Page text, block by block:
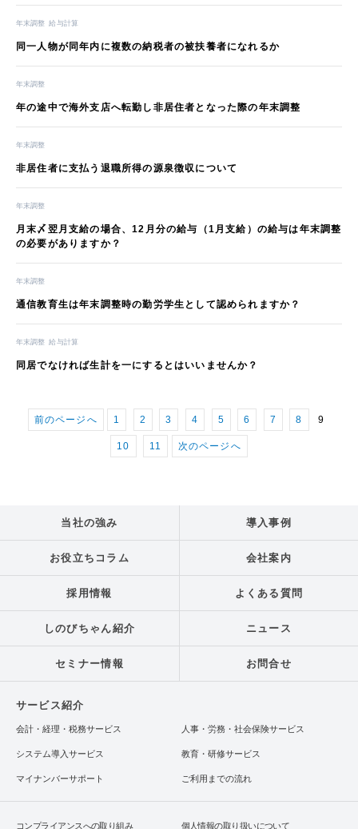
年末調整 給与計算
同一人物が同年内に複数の納税者の被扶養者になれるか
年末調整
年の途中で海外支店へ転勤し非居住者となった際の年末調整
年末調整
非居住者に支払う退職所得の源泉徴収について
年末調整
月末〆翌月支給の場合、12月分の給与（1月支給）の給与は年末調整
の必要がありますか？
年末調整
通信教育生は年末調整時の勤労学生として認められますか？
年末調整 給与計算
同居でなければ生計を一にするとはいいませんか？
前のページへ 1 2 3 4 5 6 7 8 9
10 11 次のページへ
当社の強み 導入事例
お役立ちコラム 会社案内
採用情報 よくある質問
しのびちゃん紹介 ニュース
セミナー情報 お問合せ
サービス紹介
会計・経理・税務サービス 人事・労務・社会保険サービス
システム導入サービス 教育・研修サービス
マイナンバーサポート ご利用までの流れ
コンプライアンスへの取り組み 個人情報の取り扱いについて